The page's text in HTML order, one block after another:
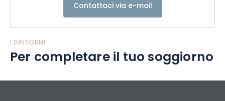
Contattaci via e-mail
I DINTORNI
Per completare il tuo soggiorno